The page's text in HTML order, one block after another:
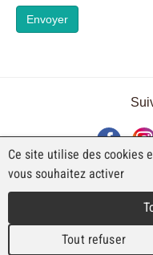
Envoyer
UNE
T.
Ce site utilise des cookies
vous souhaitez activer
Tout refuser